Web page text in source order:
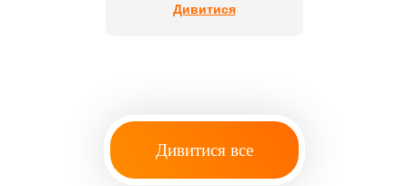
Дивитися
Дивитися все